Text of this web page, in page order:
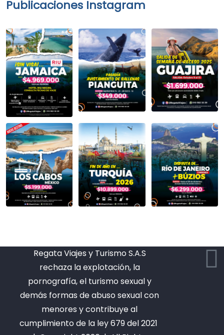
Publicaciones Instagram
Regata Viajes y Turismo S.A.S
rechaza la explotación, la
pornografía, el turismo sexual y
demás formas de abuso sexual con
menores y contribuye al
cumplimiento de la ley 679 del 2021